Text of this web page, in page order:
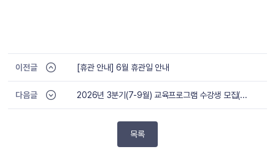
이전글 [휴관 안내] 6월 휴관일 안내
다음글 2026년 3분기(7-9월) 교육프로그램 수강생 모집(6/4(목)~ 선착순)
목록